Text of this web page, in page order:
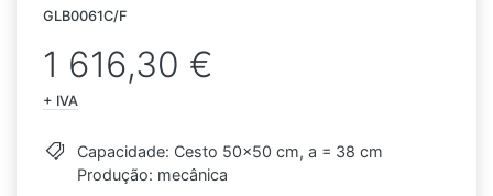
GLB0061C/F
1 616,30 €
+ IVA
Capacidade: Cesto 50x50 cm, a = 38 cm
Produção: mecânica